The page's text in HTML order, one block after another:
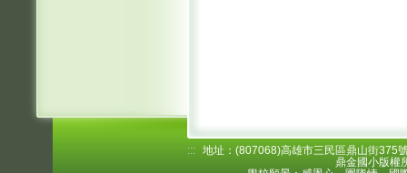
::: 地址：(807068)高雄市三民區鼎山街
鼎金國小版權